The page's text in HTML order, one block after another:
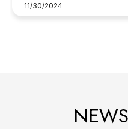
11/30/2024